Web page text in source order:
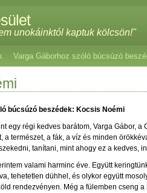
unokáinktól kaptuk kölcsön!"
Varga Gáborhoz szóló búcsúzó
búcsúzó beszédek: Kocsis Noémi
egy régi kedves barátom, Varga Gábor,
a természet, a fák, a víz és minden
tanítani, mint ahogy ez a kedves,
valami harminc éve. Együtt
tehetetlen dühhel, és olykor együtt
rendezvényen. Még a fülemben cseng